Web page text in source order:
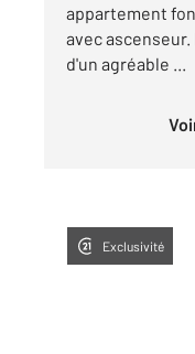
appartement
avec
d'un agréable ...
Exclusivité